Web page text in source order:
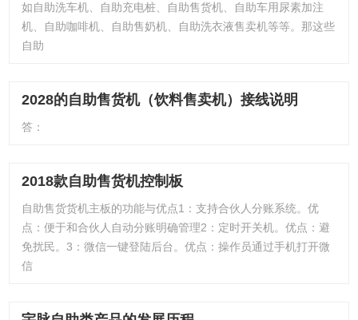
如自助洗车机、自助充电桩、自助售货机、自助车用尿素加注
机、自助咖啡机、自助售奶机、自助洗衣液售卖机等等。那这些
自助
2028的自助售货机（饮料售卖机）接线说明
答：
2018款自助售货机控制板
自助售货货机主板的功能与优点1：支持合伙人分账系统。优
点：便于和合伙人自动分账明确管理2：定时开关机。优点：避
免扰民。3：微信一键登陆后台。优点：操作员通过手机打开微
信